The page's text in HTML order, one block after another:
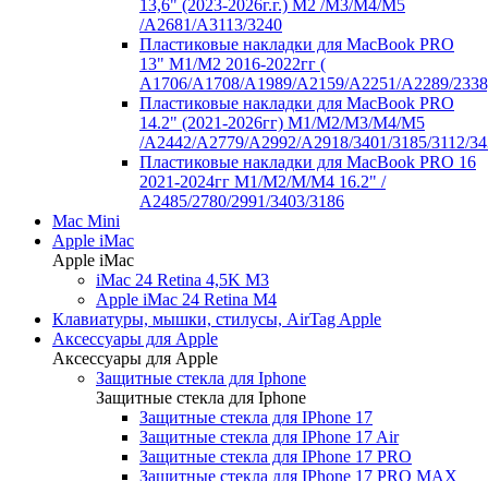
13,6" (2023-2026г.г.) M2 /M3/M4/M5
/A2681/A3113/3240
Пластиковые накладки для MacBook PRO
13" M1/M2 2016-2022гг (
А1706/A1708/A1989/A2159/A2251/A2289/
Пластиковые накладки для MacBook PRO
14.2" (2021-2026гг) M1/M2/M3/M4/M5
/A2442/A2779/A2992/A2918/3401/3185/3112/
Пластиковые накладки для MacBook PRO 16
2021-2024гг M1/M2/M/M4 16.2" /
А2485/2780/2991/3403/3186
Mac Mini
Apple iMac
Apple iMac
iMac 24 Retina 4,5K M3
Apple iMac 24 Retina M4
Клавиатуры, мышки, стилусы, AirTag Apple
Аксессуары для Apple
Аксессуары для Apple
Защитные стекла для Iphone
Защитные стекла для Iphone
Защитные стекла для IPhone 17
Защитные стекла для IPhone 17 Air
Защитные стекла для IPhone 17 PRO
Защитные стекла для IPhone 17 PRO MAX